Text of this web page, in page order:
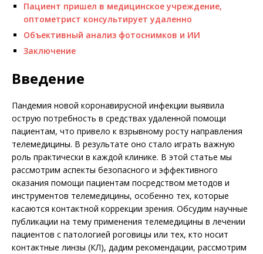
Пациент пришел в медицинское учреждение,
оптометрист консультирует удаленно
Объективный анализ фотоснимков и ИИ
Заключение
Введение
Пандемия новой коронавирусной инфекции выявила
острую потребность в средствах удаленной помощи
пациентам, что привело к взрывному росту направления
телемедицины. В результате оно стало играть важную
роль практически в каждой клинике. В этой статье мы
рассмотрим аспекты безопасного и эффективного
оказания помощи пациентам посредством методов и
инструментов телемедицины, особенно тех, которые
касаются контактной коррекции зрения. Обсудим научные
публикации на тему применения телемедицины в лечении
пациентов с патологией роговицы или тех, кто носит
контактные линзы (КЛ), дадим рекомендации, рассмотрим